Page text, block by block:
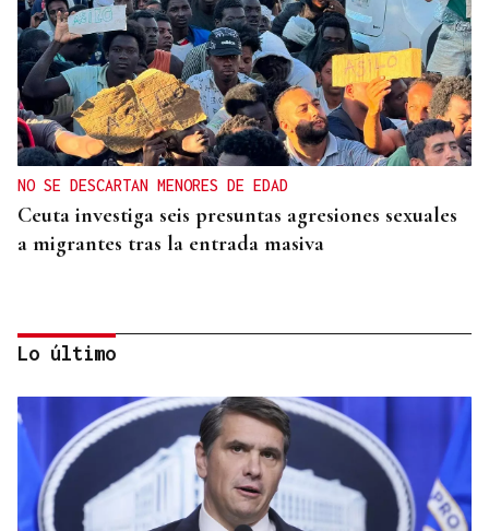
NO SE DESCARTAN MENORES DE EDAD
Ceuta investiga seis presuntas agresiones sexuales
a migrantes tras la entrada masiva
Lo último